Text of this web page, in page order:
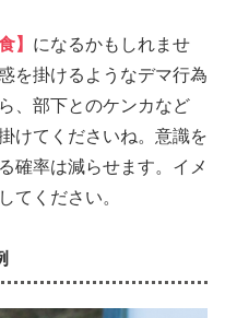
】 になるかもしれませ
を掛けるようなデマ行為
、部下とのケンカなど
けてくださいね。意識を
確率は減らせます。イメ
てください。